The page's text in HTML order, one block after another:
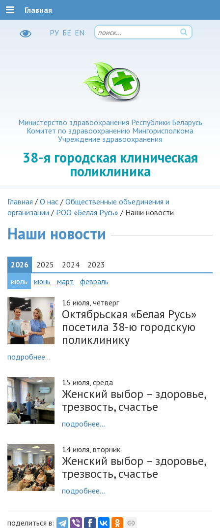
РУ БЕ EN
Министерство здравоохранения Республики Беларусь
Комитет по здравоохранению Мингорисполкома
Учреждение здравоохранения
38-я городская клиническая
поликлиника
Главная
Главная / О нас / Общественные объединения и
организации / РОО «Белая Русь» / Наши новости
Наши новости
2026 2025 2024
2023
июль
июнь март февраль
16 июля, четверг
Октябрьская «Белая Русь»
посетила 38-ю городскую
поликлинику
подробнее...
15 июля, среда
Женский выбор – здоровье,
трезвость, счастье
подробнее...
14 июля, вторник
Женский выбор – здоровье,
трезвость, счастье
подробнее...
поделиться в: